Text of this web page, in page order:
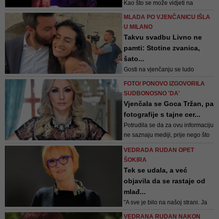
Kao što se može vidjeti na
snimku, rasplesani mladenci
na noge
MLADA PO VJENČANICU IŠLA
U MILANO
Takvu svadbu Livno ne
pamti: Stotine zvanica,
šato...
Gosti na vjenčanju se ludo
tobom više ne patimo!"
FOTO/ PONOVO IZGOVORILA
SUDBONOSNO 'DA'
Vjenčala se Goca Tržan, pa
fotografije s tajne cer...
Potrudila se da za ovu informaciju
ne saznaju mediji, prije nego što
VEDRADA RUDAN OPET
ŠOKIRA
Tek se udala, a već
objavila da se rastaje od
mlađ...
"A sve je bilo na našoj strani. Ja
VEDRANA RUDAN NAKON